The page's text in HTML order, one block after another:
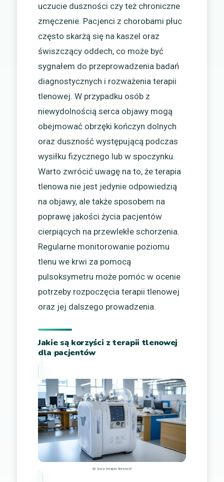
uczucie duszności czy też chroniczne
zmęczenie. Pacjenci z chorobami płuc
często skarżą się na kaszel oraz
świszczący oddech, co może być
sygnałem do przeprowadzenia badań
diagnostycznych i rozważenia terapii
tlenowej. W przypadku osób z
niewydolnością serca objawy mogą
obejmować obrzęki kończyn dolnych
oraz duszność występującą podczas
wysiłku fizycznego lub w spoczynku.
Warto zwrócić uwagę na to, że terapia
tlenowa nie jest jedynie odpowiedzią
na objawy, ale także sposobem na
poprawę jakości życia pacjentów
cierpiących na przewlekłe schorzenia.
Regularne monitorowanie poziomu
tlenu we krwi za pomocą
pulsoksymetru może pomóc w ocenie
potrzeby rozpoczęcia terapii tlenowej
oraz jej dalszego prowadzenia.
Jakie są korzyści z terapii tlenowej
dla pacjentów
Ile trwa terapia tlenowa?